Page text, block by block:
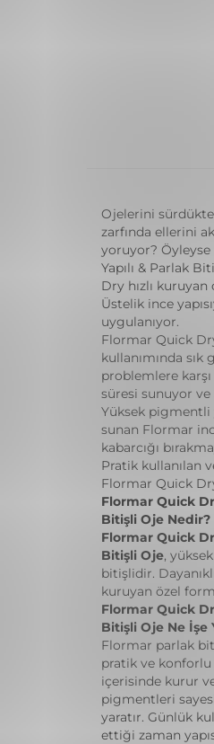
Ojelerini
zarfında ellerini
yoruyor? Öyleyse
Yapılı & Parlak
Dry hızlı
Üstelik ince
uygulanıyor.
Flormar Quick
kullanımında
problemlere
süresi sunuyor ve
Yüksek pigmentli
sunan Flormar
kabarcığı
Pratik kullanılan
Flormar Quick
Flormar Quick
Bitişli Oje Nedir?
Flormar Quick
Bitişli Oje,
bitişlidir.
kuruyan özel
Flormar Quick
Bitişli Oje Ne İşe
Flormar parlak
pratik ve konforlu
içerisinde kurur
pigmentleri
yaratır. Günlük
ettiği zaman